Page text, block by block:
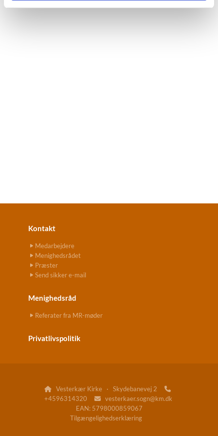
Kontakt
Medarbejdere
Menighedsrådet
Præster
Send sikker e-mail
Menighedsråd
Referater fra MR-møder
Privatlivspolitik
 Vesterkær Kirke · Skydebanevej 2 
+4596314320 
vesterkaer.sogn@km.dk
EAN: 5798000859067
Tilgængelighedserklæring